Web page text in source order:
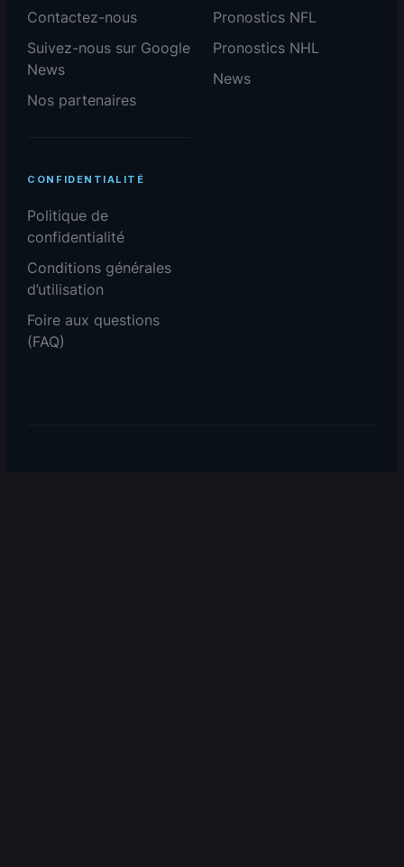
Contactez-nous
Suivez-nous sur Google
News
Nos partenaires
Pronostics NFL
Pronostics NHL
News
CONFIDENTIALITÉ
Politique de
confidentialité
Conditions générales
d’utilisation
Foire aux questions
(FAQ)